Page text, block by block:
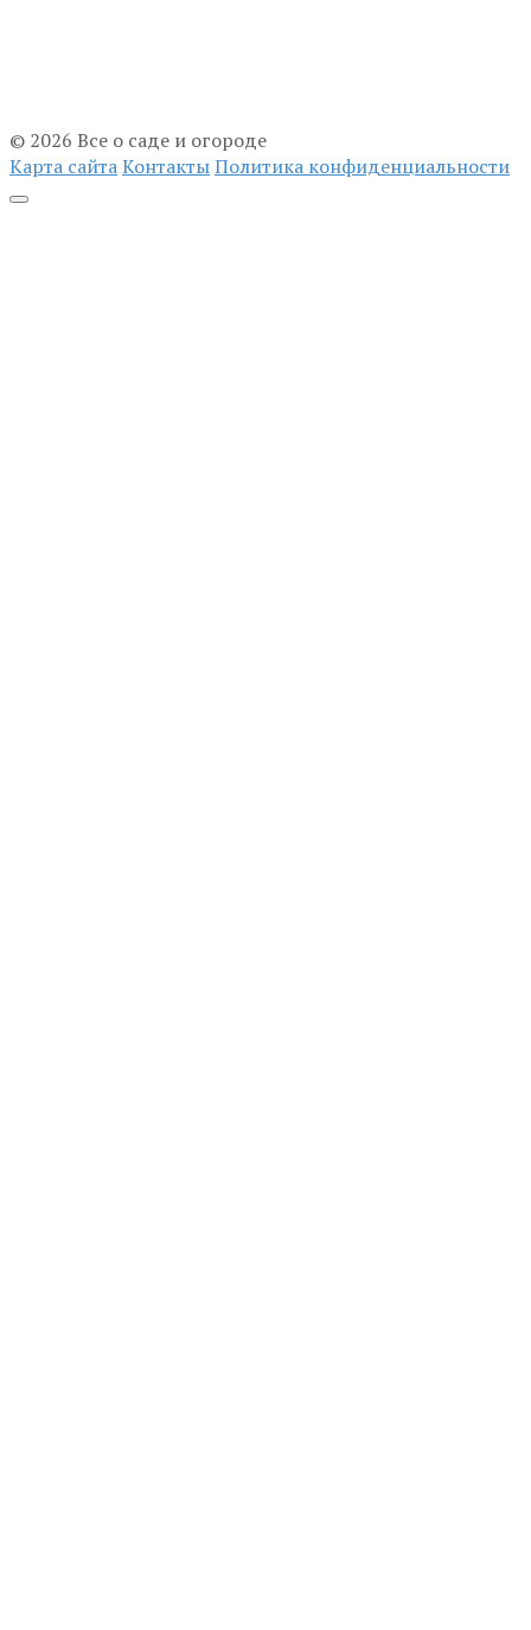
© 2026 Все о саде и огороде
Карта сайтаКонтактыПолитика конфиденциальности